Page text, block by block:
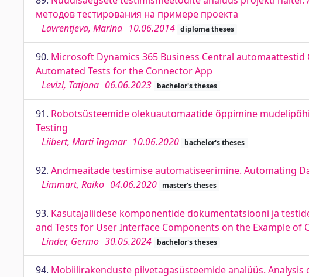
методов тестирования на примере проекта
Lavrentjeva, Marina 10.06.2014 diploma theses
90. Microsoft Dynamics 365 Business Central
Automated Tests for the Connector App
Levizi, Tatjana 06.06.2023 bachelor's theses
91. Robotsüsteemide olekuautomaatide õppimine
Testing
Liibert, Marti Ingmar 10.06.2020 bachelor's theses
92. Andmeaitade testimise automatiseerimine. Automating
Limmart, Raiko 04.06.2020 master's theses
93. Kasutajaliidese komponentide dokumentatsiooni ja
and Tests for User Interface Components on the Example of
Linder, Germo 30.05.2024 bachelor's theses
94. Mobiilirakenduste pilvetagasüsteemide analüüs.